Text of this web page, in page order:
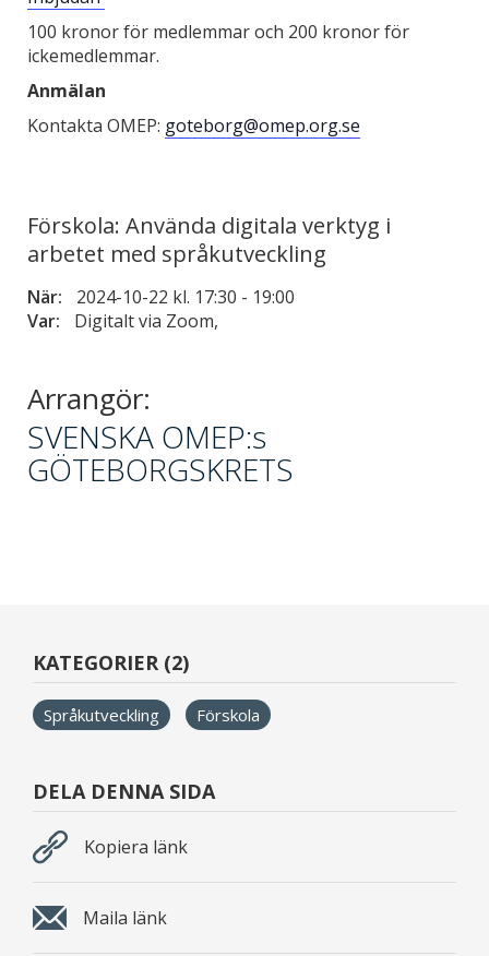
100 kronor för medlemmar och 200 kronor för
ickemedlemmar.
Anmälan
Kontakta OMEP: goteborg@omep.org.se
Förskola: Använda digitala verktyg i
arbetet med språkutveckling
När: 2024-10-22 kl. 17:30 - 19:00
Var:
Digitalt via Zoom,
Arrangör:
SVENSKA OMEP:s
GÖTEBORGSKRETS
KATEGORIER (2)
Språkutveckling Förskola
DELA DENNA SIDA
Kopiera länk
Maila länk